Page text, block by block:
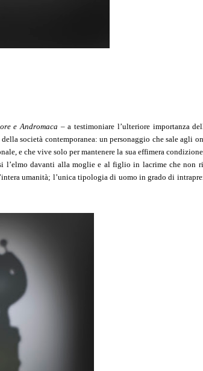
e Andromaca – a testimoniare l’ulteriore importanza
società contemporanea: un personaggio che sale agli
e che vive solo per mantenere la sua effimera
l’elmo davanti alla moglie e al figlio in lacrime che non
umanità; l’unica tipologia di uomo in grado di